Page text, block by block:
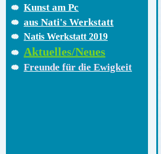
Kunst am Pc
aus Nati's Werkstatt
Natis Werkstatt 2019
Aktuelles/Neues
Freunde für die Ewigkeit